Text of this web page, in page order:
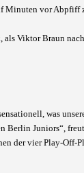
Minuten vor Abpfiff
als Viktor Braun
was
Berlin Juniors“,
der vier Play-Off-